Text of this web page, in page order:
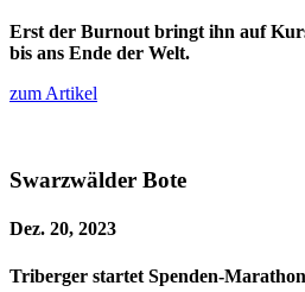
Erst der Burnout bringt ihn auf
bis ans Ende der Welt.
zum Artikel
Swarzwälder Bote
Dez. 20, 2023
Triberger startet Spenden-Marathon